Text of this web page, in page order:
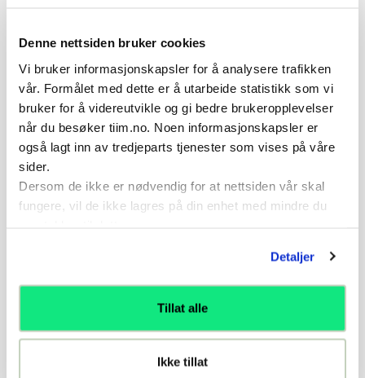
Denne nettsiden bruker cookies
Vi bruker informasjonskapsler for å analysere trafikken
vår. Formålet med dette er å utarbeide statistikk som vi
bruker for å videreutvikle og gi bedre brukeropplevelser
når du besøker tiim.no. Noen informasjonskapsler er
også lagt inn av tredjeparts tjenester som vises på våre
sider.
Dersom de ikke er nødvendig for at nettsiden vår skal
fungere, vil de ikke lagres på din enhet med mindre du
Detaljer
Tillat alle
Ikke tillat
baller.
Relaterte øvelser
Vendingsstafett
Øvelse